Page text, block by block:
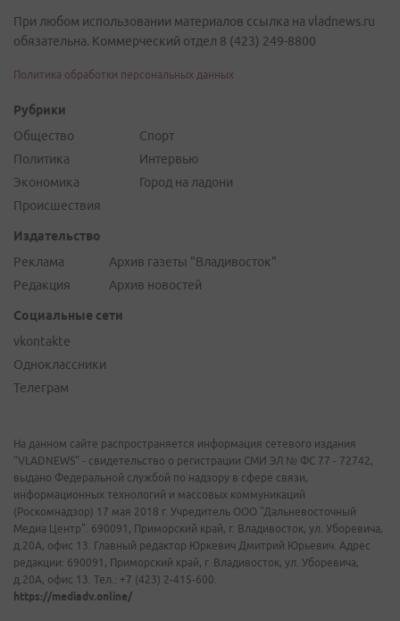
При любом использовании материалов ссылка на vladnews.ru
обязательна. Коммерческий отдел 8 (423) 249-8800
Политика обработки персональных данных
Рубрики
Общество
Политика
Экономика
Происшествия
Спорт
Интервью
Город на ладони
Издательство
Реклама
Редакция
Архив газеты "Владивосток"
Архив новостей
Социальные сети
vkontakte
Одноклассники
Телеграм
На данном сайте распространяется информация сетевого издания
"VLADNEWS" - свидетельство о регистрации СМИ ЭЛ № ФС 77 - 72742,
выдано Федеральной службой по надзору в сфере связи,
информационных технологий и массовых коммуникаций
(Роскомнадзор) 17 мая 2018 г. Учредитель ООО "Дальневосточный
Медиа Центр". 690091, Приморский край, г. Владивосток, ул. Уборевича,
д.20А, офис 13. Главный редактор Юркевич Дмитрий Юрьевич. Адрес
редакции: 690091, Приморский край, г. Владивосток, ул. Уборевича,
д.20А, офис 13. Тел.: +7 (423) 2-415-600.
https://mediadv.online/